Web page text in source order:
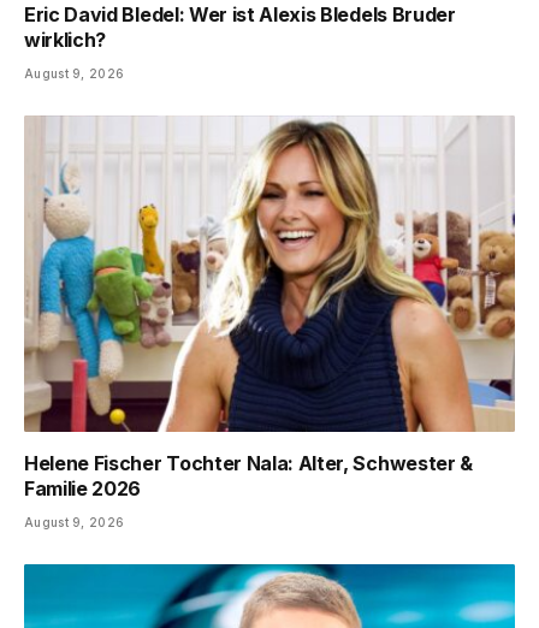
Eric David Bledel: Wer ist Alexis Bledels Bruder
wirklich?
August 9, 2026
Helene Fischer Tochter Nala: Alter, Schwester &
Familie 2026
August 9, 2026